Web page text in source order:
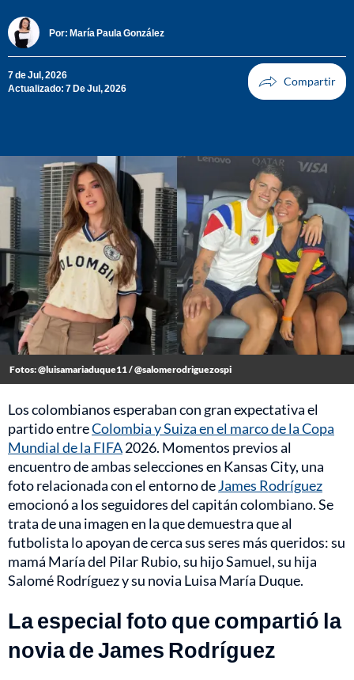
Por: María Paula González
7 de Jul, 2026
Actualizado: 7 De Jul, 2026
Fotos: @luisamariaduque11 / @salomerodriguezospi
Los colombianos esperaban con gran expectativa el
partido entreColombia y Suiza en el marco de la Copa
Mundial de la FIFA2026. Momentos previos al
encuentro de ambas selecciones en Kansas City, una
foto relacionada con el entorno deJames Rodríguez
emocionó a los seguidores del capitán colombiano. Se
trata de una imagen en la que demuestra que al
futbolista lo apoyan de cerca sus seres más queridos: su
mamá María del Pilar Rubio, su hijo Samuel, su hija
Salomé Rodríguez y su novia Luisa María Duque.
La especial foto que compartió la
novia de James Rodríguez